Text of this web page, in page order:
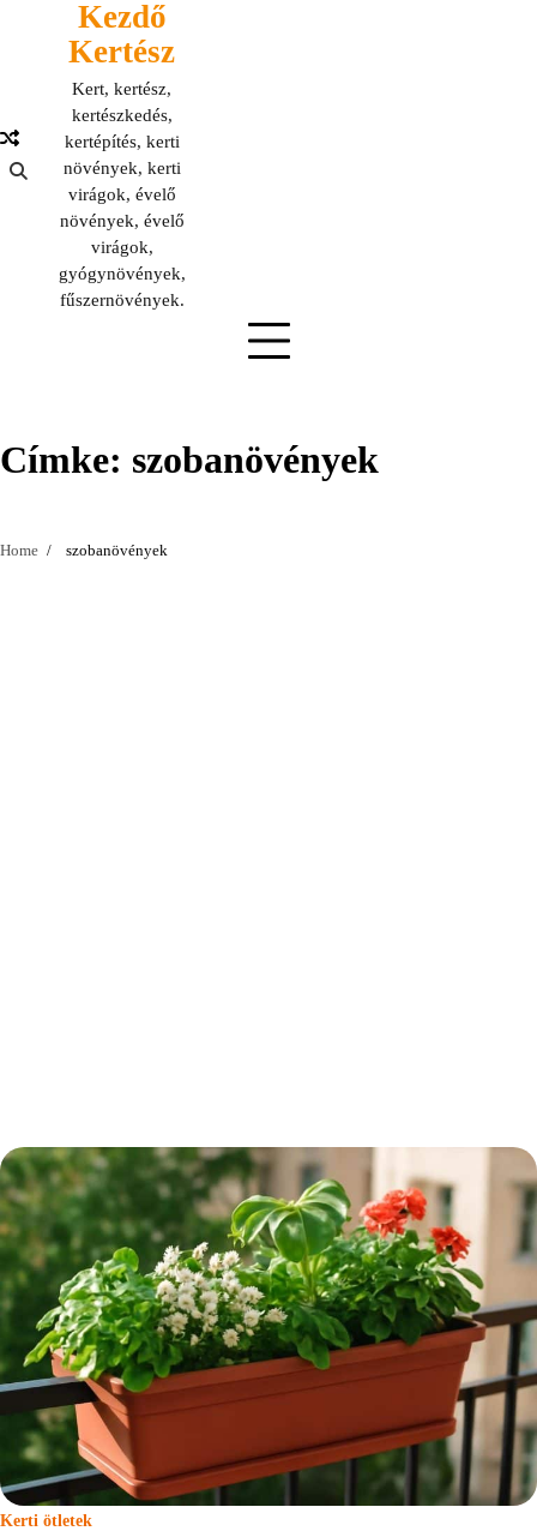
Kezdő
Kertész
Kert, kertész,
kertészkedés,
kertépítés, kerti
növények, kerti
virágok, évelő
növények, évelő
virágok,
gyógynövények,
fűszernövények.
Címke: szobanövények
Home szobanövények
Kerti ötletek